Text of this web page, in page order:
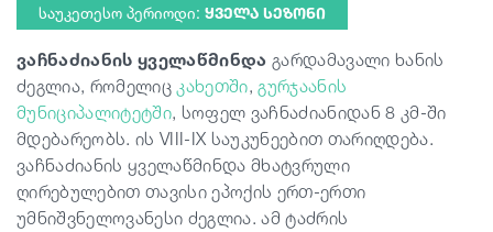
საუკეთესო პერიოდი: ᲧᲕᲔᲚᲐ ᲡᲔᲖᲝᲜᲘ
ვაჩნაძიანის ყველაწმინდა გარდამავალი ხანის
ძეგლია, რომელიცკახეთში,გურჯაანის
მუნიციპალიტეტში, სოფელ ვაჩნაძიანიდან 8 კმ-ში
მდებარეობს. ის VIII-IX საუკუნეებით თარიღდება.
ვაჩნაძიანის ყველაწმინდა მხატვრული
ღირებულებით თავისი ეპოქის ერთ-ერთი
უმნიშვნელოვანესი ძეგლია. ამ ტაძრის